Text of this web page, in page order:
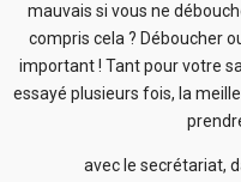
mauvais si vous ne
compris cela ? Déboucher
important ! Tant pour votre
essayé plusieurs fois, la
avec le secrétariat,